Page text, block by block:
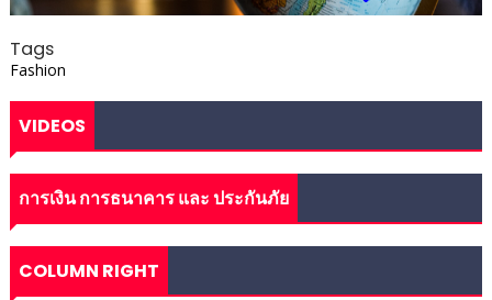
Tags
Fashion
VIDEOS
การเงิน การธนาคาร และ ประกันภัย
COLUMN RIGHT